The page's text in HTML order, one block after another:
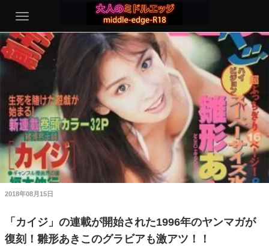
2018年08月15日
「カイジ」の連載が開始された1996年のヤンマガが
復刻！雛形あきこのグラビアも激アツ！！